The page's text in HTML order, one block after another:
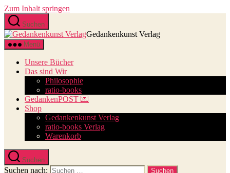
Zum Inhalt springen
Suchen
Gedankenkunst Verlag
Menü
Unsere Bücher
Das sind Wir
Philosophie
ratio-books
GedankenPOST 💌
Shop
Gedankenkunst Verlag
ratio-books Verlag
Warenkorb
Suchen
Suchen nach: